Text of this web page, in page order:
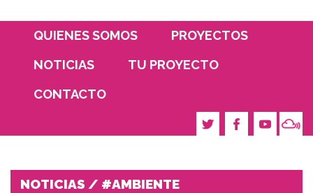
QUIENES SOMOS
PROYECTOS
NOTICIAS
TU PROYECTO
CONTACTO
NOTICIAS / #AMBIENTE